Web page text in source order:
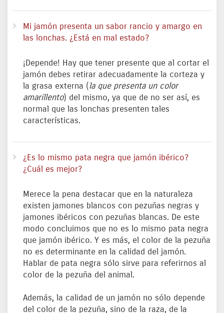
Mi jamón presenta un sabor rancio y amargo en
las lonchas. ¿Está en mal estado?
¡Depende! Hay que tener presente que al cortar el
jamón debes retirar adecuadamente la corteza y
la grasa externa (la que presenta un color
amarillento) del mismo, ya que de no ser así, es
normal que las lonchas presenten tales
características.
¿Es lo mismo pata negra que jamón ibérico?
¿Cuál es mejor?
Merece la pena destacar que en la naturaleza
existen jamones blancos con pezuñas negras y
jamones ibéricos con pezuñas blancas. De este
modo concluimos que no es lo mismo pata negra
que jamón ibérico. Y es más, el color de la pezuña
no es determinante en la calidad del jamón.
Hablar de pata negra sólo sirve para referirnos al
color de la pezuña del animal.
Además, la calidad de un jamón no sólo depende
del color de la pezuña, sino de la raza, de la